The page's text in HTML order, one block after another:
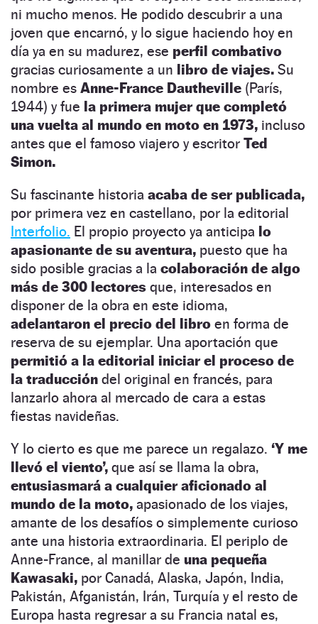
ni mucho menos. He podido descubrir a una
joven que encarnó, y lo sigue haciendo hoy en
día ya en su madurez, ese perfil combativo
gracias curiosamente a un libro de viajes. Su
nombre es Anne-France Dautheville (París,
1944) y fue la primera mujer que completó
una vuelta al mundo en moto en 1973, incluso
antes que el famoso viajero y escritor Ted
Simon.
Su fascinante historia acaba de ser publicada,
por primera vez en castellano, por la editorial
Interfolio. El propio proyecto ya anticipa lo
apasionante de su aventura, puesto que ha
sido posible gracias a la colaboración de algo
más de 300 lectores que, interesados en
disponer de la obra en este idioma,
adelantaron el precio del libro en forma de
reserva de su ejemplar. Una aportación que
permitió a la editorial iniciar el proceso de
la traducción del original en francés, para
lanzarlo ahora al mercado de cara a estas
fiestas navideñas.
Y lo cierto es que me parece un regalazo. ‘Y me
llevó el viento’, que así se llama la obra,
entusiasmará a cualquier aficionado al
mundo de la moto, apasionado de los viajes,
amante de los desafíos o simplemente curioso
ante una historia extraordinaria. El periplo de
Anne-France, al manillar de una pequeña
Kawasaki, por Canadá, Alaska, Japón, India,
Pakistán, Afganistán, Irán, Turquía y el resto de
Europa hasta regresar a su Francia natal es,